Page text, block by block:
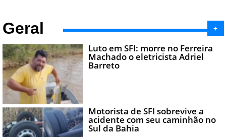
Geral +
Luto em SFI: morre no Ferreira
Machado o eletricista Adriel
Barreto
Motorista de SFI sobrevive a
acidente com seu caminhão no
Sul da Bahia